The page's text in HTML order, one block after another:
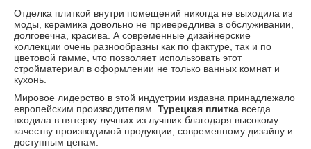
Отделка плиткой внутри помещений никогда не выходила из
моды, керамика довольно не привередлива в обслуживании,
долговечна, красива. А современные дизайнерские
коллекции очень разнообразны как по фактуре, так и по
цветовой гамме, что позволяет использовать этот
стройматериал в оформлении не только ванных комнат и
кухонь.
Мировое лидерство в этой индустрии издавна принадлежало
европейским производителям. Турецкая плитка всегда
входила в пятерку лучших из лучших благодаря высокому
качеству производимой продукции, современному дизайну и
доступным ценам.